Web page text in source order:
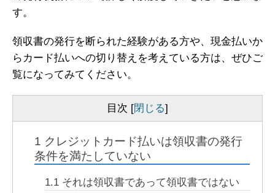
す。
領収書の発行を断られた経験がある方や、現金払いか
らカード払いへの切り替えを考えている方は、ぜひご
覧になってみてください。
目次 [閉じる]
1 クレジットカード払いは領収書の発行
条件を満たしていない
1.1 それは領収書であって領収書ではない